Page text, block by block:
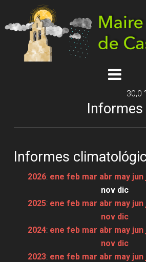
30,0
Informes
Informes
2026: ene feb mar abr may jun
nov dic
2025: ene feb mar abr may jun
nov dic
2024: ene feb mar abr may jun
nov dic
2023: ene feb mar abr may jun